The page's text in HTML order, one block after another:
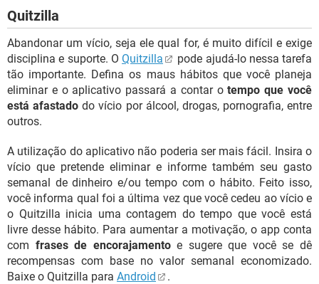
Quitzilla
Abandonar um vício, seja ele qual for, é muito difícil e exige
disciplina e suporte. O Quitzilla
pode ajudá-lo nessa tarefa
tão importante. Defina os maus hábitos que você planeja
eliminar e o aplicativo passará a contar otempo que você
está afastado do vício por álcool, drogas, pornografia, entre
outros.
A utilização do aplicativo não poderia ser mais fácil. Insira o
vício que pretende eliminar e informe também seu gasto
semanal de dinheiro e/ou tempo com o hábito. Feito isso,
você informa qual foi a última vez que você cedeu ao vício e
o Quitzilla inicia uma contagem do tempo que você está
livre desse hábito. Para aumentar a motivação, o app conta
com frases de encorajamentoe sugere que você se dê
recompensas com base no valor semanal economizado.
Baixe o Quitzilla para Android .